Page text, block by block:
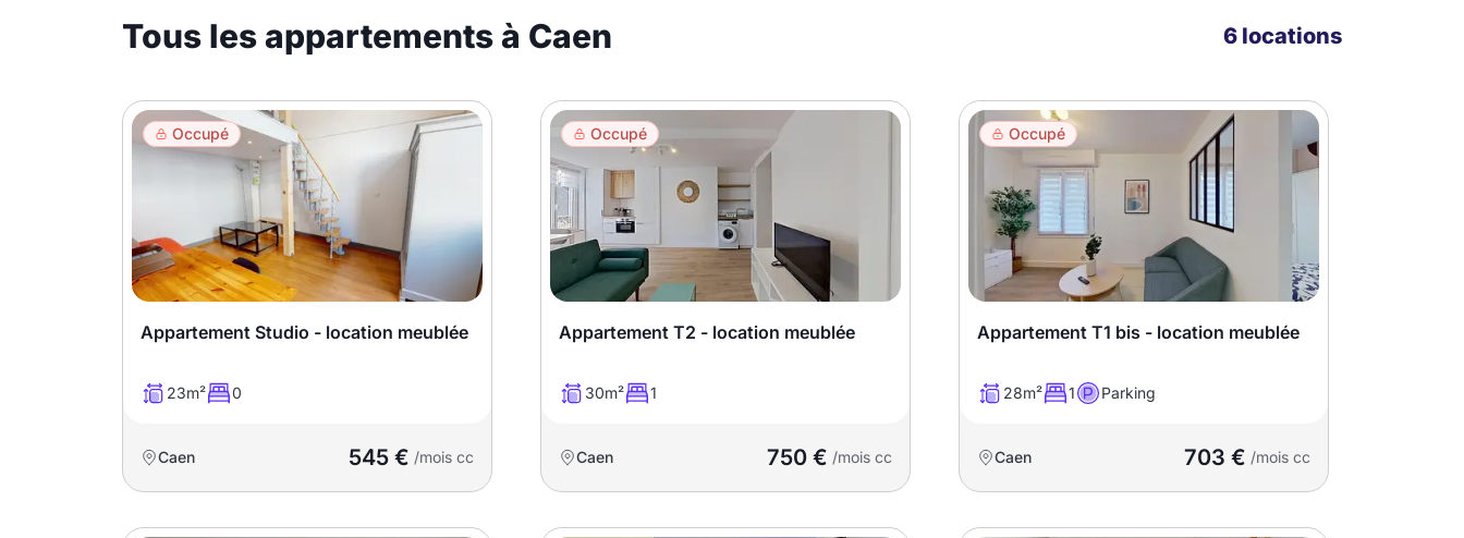
Colocation Coliving
Résidence étudiante
Non meublé
Nombre de pièces
Tous les appartements à Caen 6 locations
Occupé
Appartement Studio - location meublée
23m² 0
Caen 545 € /mois cc
Occupé
Appartement T2 - location meublée
30m² 1
Caen 750 € /mois cc
Occupé
Appartement T1 bis - location meublée
28m² 1 Parking
Caen 703 € /mois cc